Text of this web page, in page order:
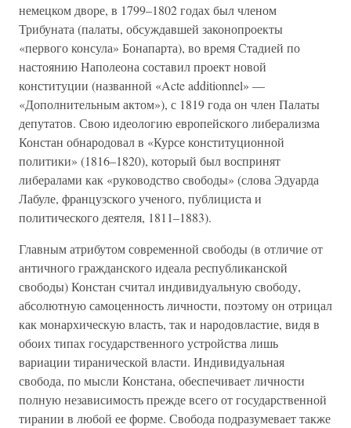
немецком дворе, в 1799–1802 годах был членом
Трибуната (палаты, обсуждавшей законопроекты
«первого консула» Бонапарта), во время Стадией по
настоянию Наполеона составил проект новой
конституции (названной «Acte additionnel» —
«Дополнительным актом»), с 1819 года он член Палаты
депутатов. Свою идеологию европейского либерализма
Констан обнародовал в «Курсе конституционной
политики» (1816–1820), который был воспринят
либералами как «руководство свободы» (слова Эдуарда
Лабуле, французского ученого, публициста и
политического деятеля, 1811–1883).
Главным атрибутом современной свободы (в отличие от
античного гражданского идеала республиканской
свободы) Констан считал индивидуальную свободу,
абсолютную самоценность личности, поэтому он отрицал
как монархическую власть, так и народовластие, видя в
обоих типах государственного устройства лишь
вариации тиранической власти. Индивидуальная
свобода, по мысли Констана, обеспечивает личности
полную независимость прежде всего от государственной
тирании в любой ее форме. Свобода подразумевает также